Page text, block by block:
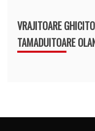
VRAJITOARE
TAMADUITOARE